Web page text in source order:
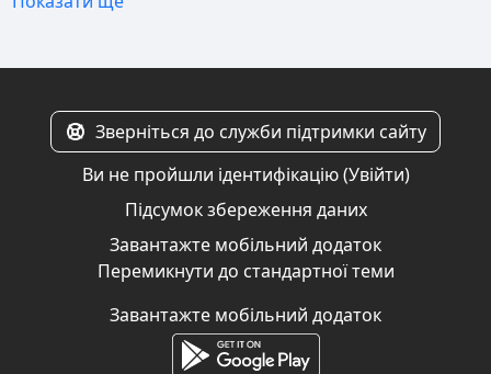
Зверніться до служби підтримки сайту
Ви не пройшли ідентифікацію (Увійти)
Підсумок збереження даних
Завантажте мобільний додаток
Перемикнути до стандартної теми
Завантажте мобільний додаток